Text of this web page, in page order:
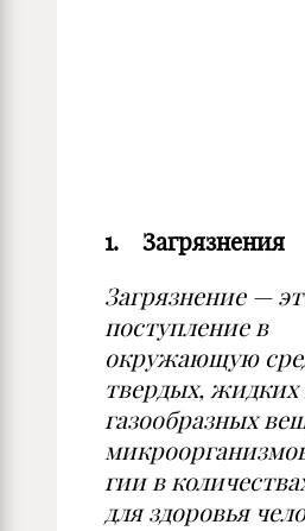
1.
Загрязнения
Загрязнение —
поступлениев
окружающую
твердых, жидких
газообразных ве­
гии в
для здо­ровья